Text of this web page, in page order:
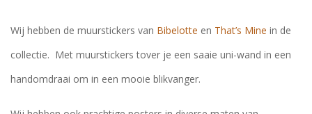
Wij hebben de muurstickers van Bibelotte en That’s Mine in de
collectie. Met muurstickers tover je een saaie uni-wand in een
handomdraai om in een mooie blikvanger.